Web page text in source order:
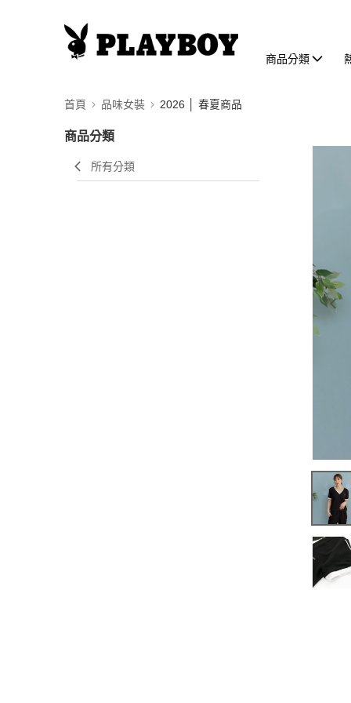
商品分類
首頁 品味女裝 2026 │ 春夏商品
商品分類
所有分類